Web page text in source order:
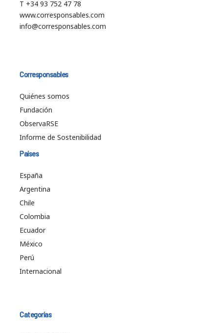
T +34 93 752 47 78
www.corresponsables.com
info@corresponsables.com
Corresponsables
Quiénes somos
Fundación
ObservaRSE
Informe de Sostenibilidad
Países
España
Argentina
Chile
Colombia
Ecuador
México
Perú
Internacional
Categorías